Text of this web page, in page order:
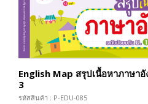
English Map สรุปเนื้อหาภาษา
3
รหัสสินค้า : P-EDU-085